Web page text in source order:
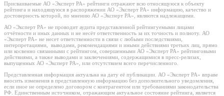
Присваиваемые АО «Эксперт РА» рейтинги отражают всю относящуюся к объекту
рейтинга и находящуюся в распоряжении АО «Эксперт РА» информацию, качество и
достоверность которой, по мнению АО «Эксперт РА», являются надлежащими.
АО «Эксперт РА» не проводит аудита представленной рейтингуемыми лицами
отчётности и иных данных и не несёт ответственность за их точность и полноту. АО
«Эксперт РА» не несет ответственности в связи с любыми последствиями,
интерпретациями, выводами, рекомендациями и иными действиями третьих лиц, прямо
или косвенно связанными с рейтингом, совершенными АО «Эксперт РА» рейтинговыми
действиями, а также выводами и заключениями, содержащимися в пресс-релизах,
выпущенных АО «Эксперт РА», или отсутствием всего перечисленного.
Представленная информация актуальна на дату её публикации. АО «Эксперт РА» вправе
вносить изменения в представленную информацию без дополнительного уведомления,
если иное не определено договором с контрагентом или требованиями законодательства
РФ. Единственным источником, отражающим актуальное состояние рейтинга, является